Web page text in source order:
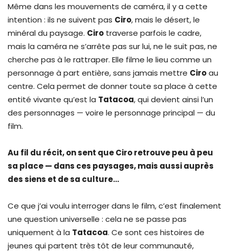
Même dans les mouvements de caméra, il y a cette
intention : ils ne suivent pas Ciro, mais le désert, le
minéral du paysage. Ciro traverse parfois le cadre,
mais la caméra ne s’arrête pas sur lui, ne le suit pas, ne
cherche pas à le rattraper. Elle filme le lieu comme un
personnage à part entière, sans jamais mettre Ciroau
centre. Cela permet de donner toute sa place à cette
entité vivante qu’est la Tatacoa, qui devient ainsi l’un
des personnages — voire le personnage principal — du
film.
Au fil du récit, on sent que Ciro retrouve peu à peu
sa place — dans ces paysages, mais aussi auprès
des siens et de sa culture…
Ce que j’ai voulu interroger dans le film, c’est finalement
une question universelle : cela ne se passe pas
uniquement à la Tatacoa. Ce sont ces histoires de
jeunes qui partent très tôt de leur communauté,